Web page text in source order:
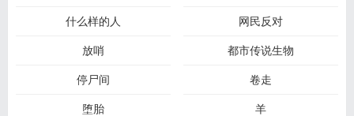
什么样的人
网民反对
放哨
都市传说生物
停尸间
卷走
堕胎
羊